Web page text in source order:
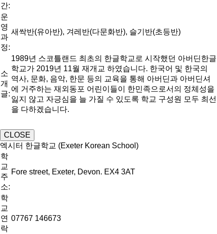
간:
운
영
과
정:
새싹반(유아반), 겨레반(다문화반), 슬기반(초등반)
소
개
글:
1989년 스코틀랜드 최초의 한글학교로 시작했던 아버딘한글
학교가 2019년 11월 재개교 하였습니다. 한국어 및 한국의
역사, 문화, 음악, 한문 등의 교육을 통해 아버딘과 아버딘셔
에 거주하는 재외동포 어린이들이 한민족으로서의 정체성을
잃지 않고 자긍심을 늘 가질 수 있도록 학교 구성원 모두 최선
을 다하겠습니다.
CLOSE
엑시터 한글학교 (Exeter Korean School)
학
교
주
소:
Fore street, Exeter, Devon. EX4 3AT
학
교
연
락
07767 146673